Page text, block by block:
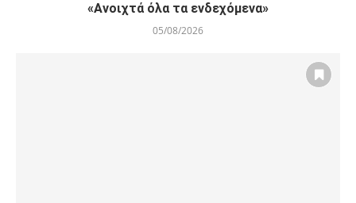
«Ανοιχτά όλα τα ενδεχόμενα»
05/08/2026